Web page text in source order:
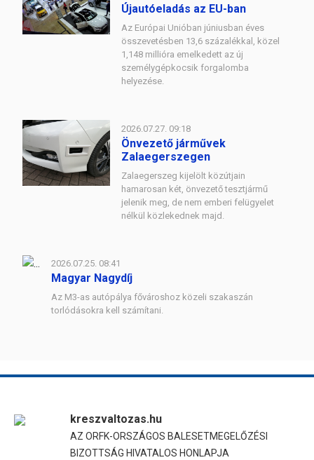
Újautóeladás az EU-ban
Az Európai Unióban júniusban éves
összevetésben 13,6 százalékkal, közel
1,148 millióra emelkedett az új
személygépkocsik forgalomba
helyezése.
2026.07.27. 09:18
Önvezető járművek
Zalaegerszegen
Zalaegerszeg kijelölt közútjain
hamarosan két, önvezető tesztjármű
jelenik meg, de nem emberi felügyelet
nélkül közlekednek majd.
2026.07.25. 08:41
Magyar Nagydíj
Az M3-as autópálya fővároshoz közeli szakaszán
torlódásokra kell számítani.
kreszvaltozas.hu
AZ ORFK-ORSZÁGOS BALESETMEGELŐZÉSI
BIZOTTSÁG HIVATALOS HONLAPJA